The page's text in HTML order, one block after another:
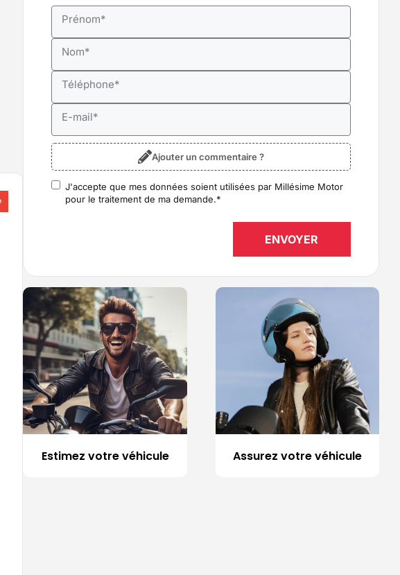
Prénom*
Nom*
Téléphone*
E-mail*
Ajouter un commentaire ?
RGPD*
J'accepte que mes données soient utilisées par Millésime Motor
pour le traitement de ma demande.*
Estimez votre véhicule Assurez votre véhicule